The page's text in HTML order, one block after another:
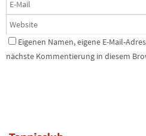
Eigenen Namen, eigene E-Mail-
nächste Kommentierung in diesem